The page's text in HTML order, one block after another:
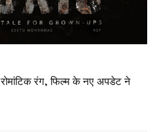
रोमांटिक रंग, फिल्म के नए अपडेट ने